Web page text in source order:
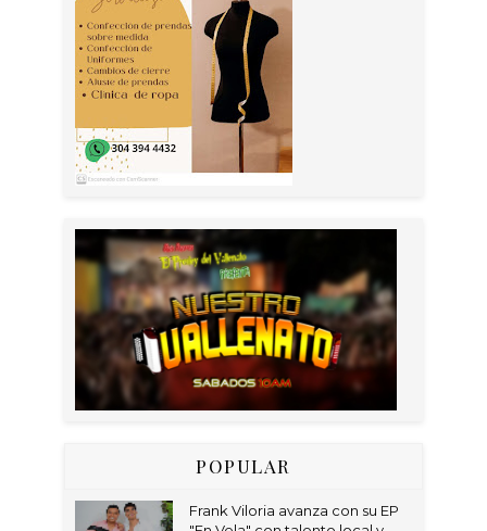
POPULAR
Frank Viloria avanza con su EP